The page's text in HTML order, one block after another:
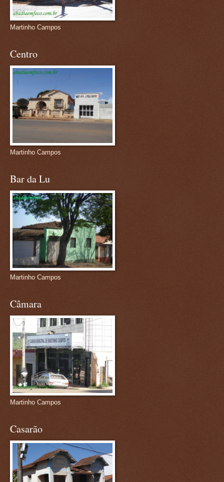
Martinho Campos
Centro
Martinho Campos
Bar da Lu
Martinho Campos
Câmara
Martinho Campos
Casarão